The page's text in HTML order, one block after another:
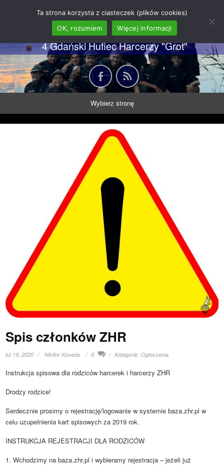
62 GDH "Orkan" im. gen.
Stanisława Sosabowskiego
4 Gdański Hufiec Harcerzy "Grot"
Wybierz stronę
Spis członków ZHR
lut 19, 2020 Nikifor Koseda 0 Kategorie:Ogłoszenia
Instrukcja spisowa dla rodziców harcerek i harcerzy ZHR
Drodzy rodzice!
Serdecznie prosimy o rejestrację/logowanie w systemie baza.zhr.pl w
celu uzupełnienia kart spisowych za 2019 rok.
INSTRUKCJA REJESTRACJI DLA RODZICÓW
1. Wchodzimy na baza.zhr.pl i wybieramy rejestracja – jeżeli już
Ta strona korzysta z ciasteczek (plików cookies)
OK, rozumiem
Więcej informacji